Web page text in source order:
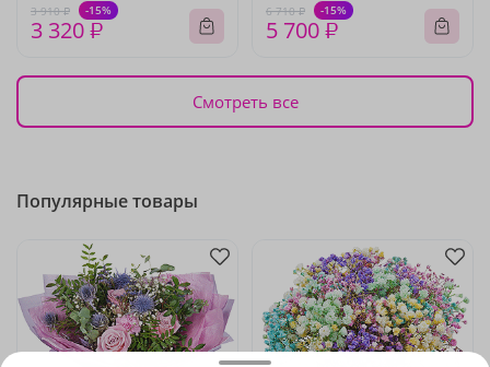
3 910 ₽ -15%
3 320 ₽
6 710 ₽ -15%
5 700 ₽
Смотреть все
Популярные товары